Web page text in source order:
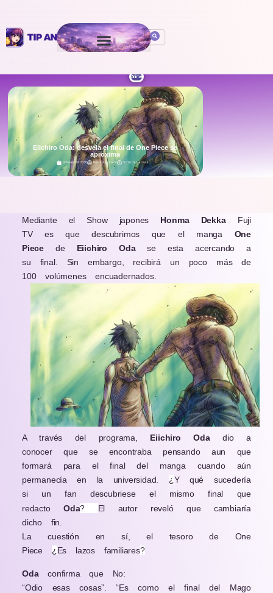
Anime
Eiichiro Oda: desvela el final de One Piece se
aproxima
October 29, 2020 PorIsaac León 5 min de Lectura .
Mediante el Show japones Honma DekkaFuji
TV es que descubrimos que el manga One
Piece de Eiichiro Odase esta acercando a
su final. Sin embargo, recibirá un poco más de
100 volúmenes encuadernados.
A través del programa, Eiichiro Odadio a
conocer que se encontraba pensando aun que
formará para el final del manga cuando aún
permanecía en la universidad. ¿Y qué sucedería
si un fan descubriese el mismo final que
redacto Oda?
El autor reveló que cambiaría
dicho fin.
La cuestión en sí, el tesoro de One
Piece ¿Es lazos familiares?
Odaconfirma que No:
“Odio esas cosas”. “Es como el final del Mago